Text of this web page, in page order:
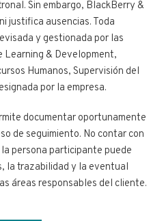
Sin embargo, BlackBerry &
justifica ausencias. Toda
y gestionada por las
Learning & Development,
Humanos, Supervisión del
por la empresa.
documentar oportunamente
de seguimiento. No contar con
persona participante puede
la trazabilidad y la eventual
áreas responsables del cliente.